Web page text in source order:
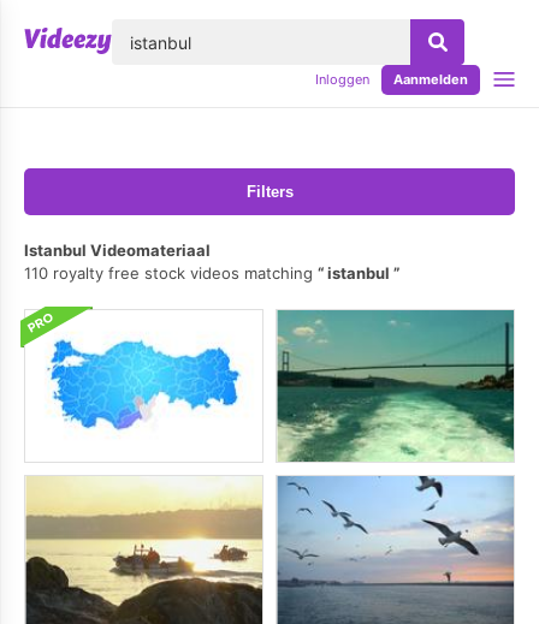
Inloggen Aanmelden
Filters
Istanbul Videomateriaal
110 royalty free stock videos matching
istanbul